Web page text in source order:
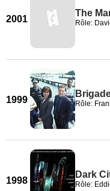
2001
The
Rôle:
1999 Rôle:
1998
Dark
Rôle: